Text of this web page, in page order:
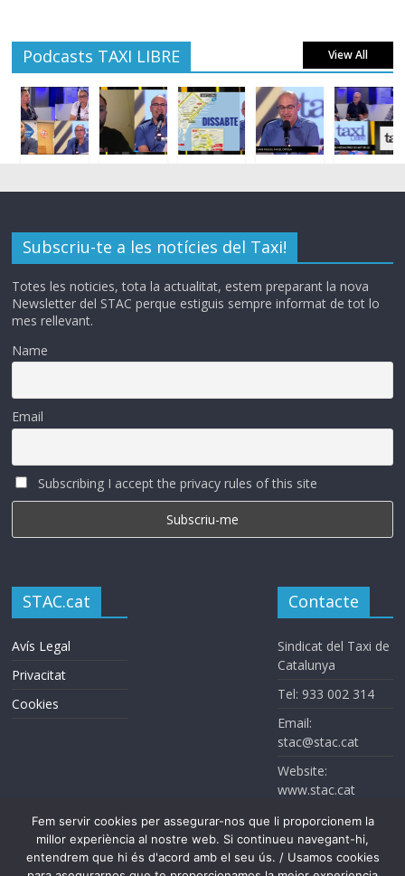
Podcasts TAXI LIBRE View All
Subscriu-te a les notícies del Taxi!
Totes les noticies, tota la actualitat, estem preparant la nova
Newsletter del STAC perque estiguis sempre informat de tot lo
mes rellevant.
Name
Email
Subscribing I accept the privacy rules of this site
STAC.cat
Avís Legal
Privacitat
Cookies
Contacte
Sindicat del Taxi de
Catalunya
Tel: 933 002 314
Email:
stac@stac.cat
Website:
www.stac.cat
Fem servir cookies per assegurar-nos que li proporcionem la
millor experiència al nostre web. Si continueu navegant-hi,
entendrem que hi és d'acord amb el seu ús. / Usamos cookies